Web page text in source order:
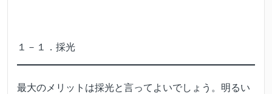
１－１．採光
最大のメリットは採光と言ってよいでしょう。明るい